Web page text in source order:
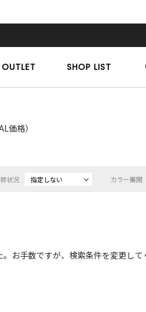
OUTLET SHOP LIST
価格）
状況 指定しない カラー展開
お手数ですが、検索条件を変更して